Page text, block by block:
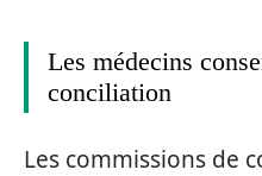
Les médecins
conciliation
Les commissions de